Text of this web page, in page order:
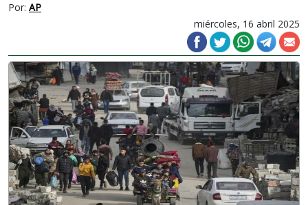
Por: AP
miércoles, 16 abril 2025